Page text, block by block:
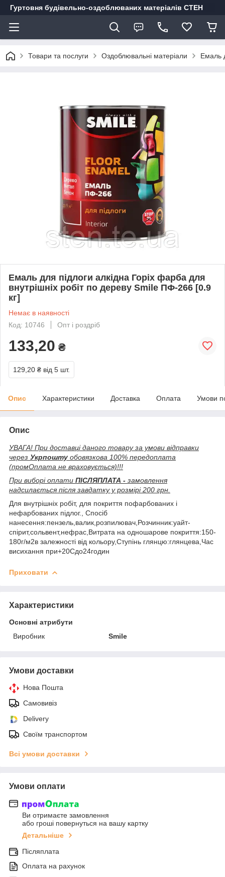
Гуртовня будівельно-оздоблюваних матеріалів СТЕН
Товари та послуги Оздоблювальні матеріали Емаль
Емаль для підлоги алкідна Горіх фарба для
внутрішніх робіт по дереву Smile ПФ-266 [0.9
кг]
Немає в наявності
Код: 10746
Опт і роздріб
133,20 ₴
129,20 ₴ від 5 шт.
Опис Характеристики Доставка Оплата Умови
Опис
УВАГА! При доставці даного товару за умови відправки
через Укрпошту обовязкова 100% передоплата
(промОплата не враховується)!!!
При виборі оплати ПІСЛЯПЛАТА - замовлення
надсилається після завдатку у розмірі 200 грн.
Для внутрішніх робіт, для покриття пофарбованих і
нефарбованих підлог., Спосіб
нанесення:пензель,валик,розпилювач,Розчинник:уайт-
спірит,сольвент,нефрас,Витрата на одношарове покриття:150-
180г/м2в залежності від кольору,Ступінь глянцю:глянцева,Час
висихання при+20Сдо24годин
Приховати
Характеристики
Основні атрибути
Виробник
Smile
Умови доставки
Нова Пошта
Самовивіз
Delivery
Своїм транспортом
Всі умови доставки
Умови оплати
Ви отримаєте замовлення
або гроші повернуться на вашу картку
Детальніше
Післяплата
Оплата на рахунок